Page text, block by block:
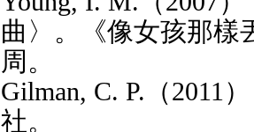
曲〉。《像女孩那樣
周。
Gilman, C. P.（2011
社。